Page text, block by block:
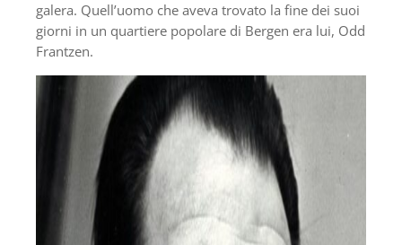
galera. Quell’uomo che aveva trovato la fine dei suoi
giorni in un quartiere popolare di Bergen era lui, Odd
Frantzen.